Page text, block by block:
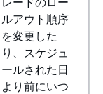
ルアウト順序
を変更した
り、スケジュ
ールされた日
より前にいつ